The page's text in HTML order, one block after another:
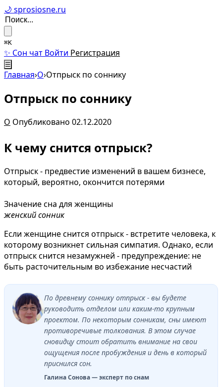
🌙 sprosiosne.ru
⌘K
✨ Сон чат Войти Регистрация
☰
Главная›О›Отпрыск по соннику
Отпрыск по соннику
О Опубликовано 02.12.2020
К чему снится отпрыск?
Отпрыск - предвестие изменений в вашем бизнесе,
который, вероятно, окончится потерями
Значение сна для женщины
женский сонник
Если женщине снится отпрыск - встретите человека, к
которому возникнет сильная симпатия. Однако, если
отпрыск снится незамужней - предупреждение: не
быть расточительным во избежание несчастий
По древнему соннику отпрыск - вы будете
руководить отделом или каким-то крупным
проектом. По некоторым сонникам, сны имеют
противоречивые толкования. В этом случае
сновидцу стоит обратить внимание на свои
ощущения после пробуждения и день в который
приснился сон.
Галина Сонова — эксперт по снам